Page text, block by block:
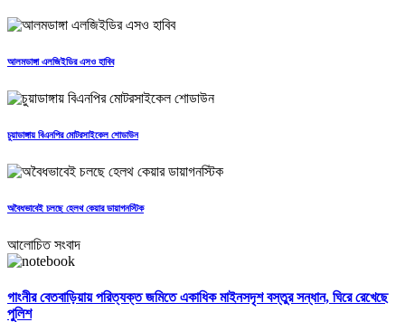
আলমডাঙ্গা এলজিইডির এসও হাবিব
চুয়াডাঙ্গায় বিএনপির মোটরসাইকেল শোডাউন
অবৈধভাবেই চলছে হেলথ কেয়ার ডায়াগনস্টিক
আলোচিত সংবাদ
গাংনীর বেতবাড়িয়ায় পরিত্যক্ত জমিতে একাধিক মাইনসদৃশ বস্তুর সন্ধান, ঘিরে রেখেছে
পুলিশ